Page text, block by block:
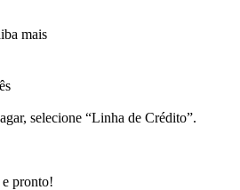
mais
selecione “Linha de Crédito”.
e pronto!